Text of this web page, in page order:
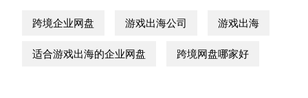
跨境企业网盘 游戏出海公司 游戏出海
适合游戏出海的企业网盘 跨境网盘哪家好